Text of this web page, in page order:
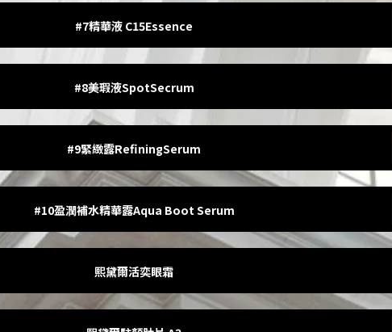
#7精華液 C15Essence
#8美瑕液SpotSecrum
#9緊緻露RefiningSerum
#10盈潤補水精華露Aqua Boot Serum
熙黛爾活奕眼霜